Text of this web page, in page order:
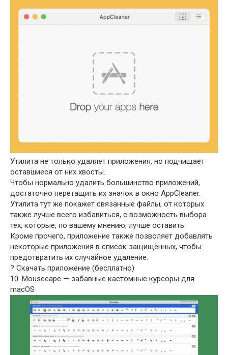
Утилита не только удаляет приложения, но подчищает
оставшиеся от них хвосты.
Чтобы нормально удалить большинство приложений,
достаточно перетащить их значок в окно AppCleaner.
Утилита тут же покажет связанные файлы, от которых
также лучше всего избавиться, с возможность выбора
тех, которые, по вашему мнению, лучше оставить.
Кроме прочего, приложение также позволяет добавлять
некоторые приложения в список защищённых, чтобы
предотвратить их случайное удаление.
? Скачать приложение (бесплатно)
10. Mousecape — забавные кастомные курсоры для
macOS